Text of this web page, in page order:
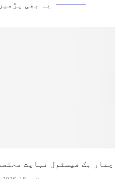
یہ بھی
چنار بک فیسٹول نہایت